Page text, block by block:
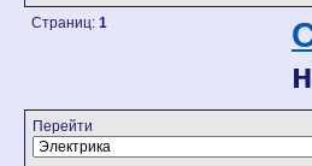
Страниц: 1
Перейти